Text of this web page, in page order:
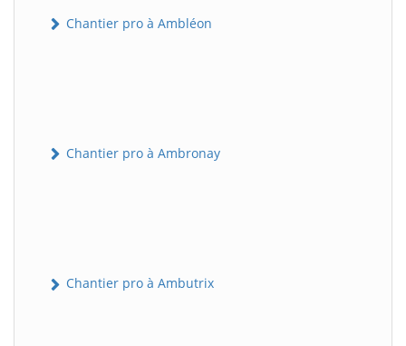
Chantier pro à Ambléon
Chantier pro à Ambronay
Chantier pro à Ambutrix